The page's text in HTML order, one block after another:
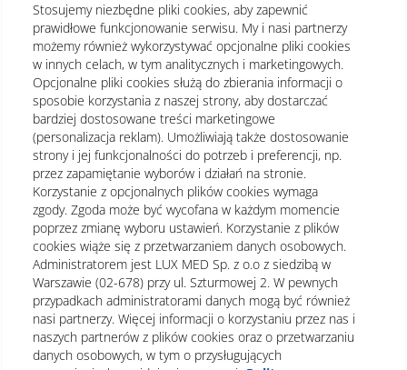
Polityka prywatności Notka prawna
Dane osobowe Mapa strony
Oświadczenie o dostępności
Stosujemy niezbędne pliki cookies, aby zapewnić
prawidłowe funkcjonowanie serwisu. My i nasi partnerzy
możemy również wykorzystywać opcjonalne pliki cookies
w innych celach, w tym analitycznych i marketingowych.
Opcjonalne pliki cookies służą do zbierania informacji o
sposobie korzystania z naszej strony, aby dostarczać
bardziej dostosowane treści marketingowe
(personalizacja reklam). Umożliwiają także dostosowanie
strony i jej funkcjonalności do potrzeb i preferencji, np.
przez zapamiętanie wyborów i działań na stronie.
Korzystanie z opcjonalnych plików cookies wymaga
zgody. Zgoda może być wycofana w każdym momencie
poprzez zmianę wyboru ustawień. Korzystanie z plików
cookies wiąże się z przetwarzaniem danych osobowych.
Administratorem jest LUX MED Sp. z o.o z siedzibą w
Warszawie (02-678) przy ul. Szturmowej 2. W pewnych
przypadkach administratorami danych mogą być również
nasi partnerzy. Więcej informacji o korzystaniu przez nas i
naszych partnerów z plików cookies oraz o przetwarzaniu
danych osobowych, w tym o przysługujących